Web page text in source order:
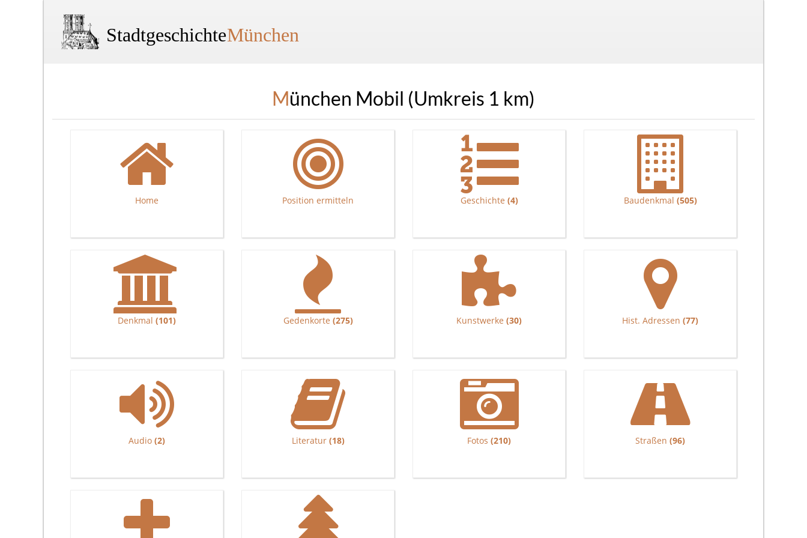
StadtgeschichteMünchen
München Mobil (Umkreis 1 km)
Home Position ermitteln Geschichte (4) Baudenkmal (505)
Denkmal (101) Gedenkorte (275) Kunstwerke (30) Hist. Adressen (77)
Audio (2) Literatur (18) Fotos (210) Straßen (96)